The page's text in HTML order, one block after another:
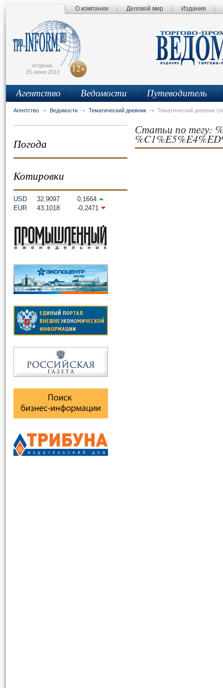
О компании Деловой мир Издания
вторник,
25 июня 2013
12+
Агентство Ведомости Путеводитель
Агентство Ведомости Тематический дневник Тематический дневник
Погода
Котировки
USD 32,9097
0,1664
EUR
43,1018 -0,2471
Статьи по тегу: